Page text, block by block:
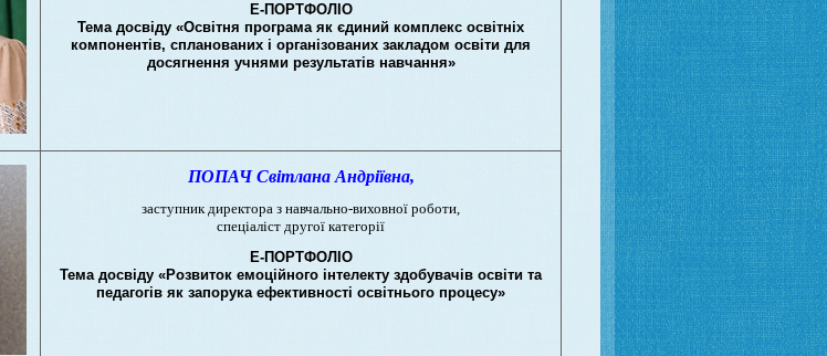
Е-ПОРТФОЛІО
Тема досвіду «Освітня програма як єдиний комплекс освітніх
компонентів, спланованих і організованих закладом освіти для
досягнення учнями результатів навчання»
ПОПАЧ Світлана Андріївна,
заступник директора з навчально-виховної роботи,
спеціаліст другої категорії
Е-ПОРТФОЛІО
Тема досвіду «Розвиток емоційного інтелекту здобувачів освіти та
педагогів як запорука ефективності освітнього процесу»